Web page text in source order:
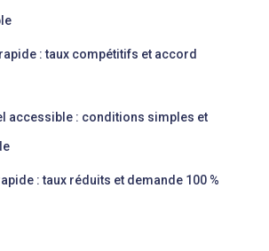
: taux compétitifs et accord
accessible : conditions simples et
: taux réduits et demande 100 %